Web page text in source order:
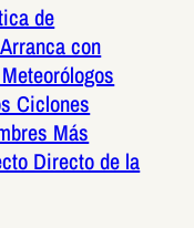
de
con
Ciclones
Más
Directo de la